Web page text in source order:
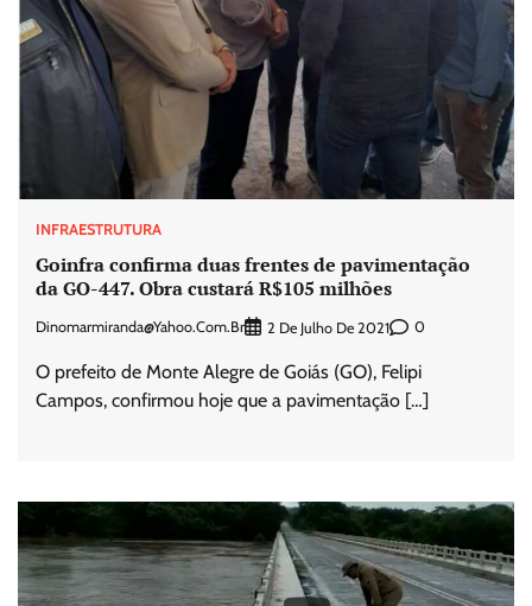
INFRAESTRUTURA
Goinfra confirma duas frentes de pavimentação
da GO-447. Obra custará R$105 milhões
Dinomarmiranda@yahoo.com.br 2 De Julho De 2021 0
O prefeito de Monte Alegre de Goiás (GO), Felipi
Campos, confirmou hoje que a pavimentação […]